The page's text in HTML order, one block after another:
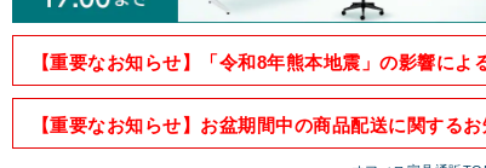
【重要なお知らせ】「令和8年熊本地震」の影響によ
【重要なお知らせ】お盆期間中の商品配送に関する